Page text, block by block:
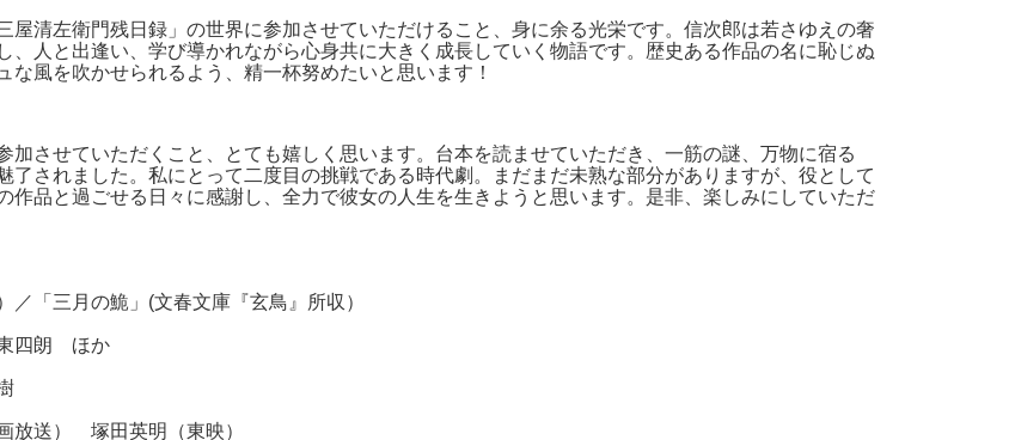
清左衛門残日録」の世界に参加させていただけること、身に余る光栄です。信次郎は若さゆえの奢
、人と出逢い、学び導かれながら心身共に大きく成長していく物語です。歴史ある作品の名に恥じぬ
風を吹かせられるよう、精一杯努めたいと思います！
させていただくこと、とても嬉しく思います。台本を読ませていただき、一筋の謎、万物に宿る
されました。私にとって二度目の挑戦である時代劇。まだまだ未熟な部分がありますが、役として
作品と過ごせる日々に感謝し、全力で彼女の人生を生きようと思います。是非、楽しみにしていただ
「三月の鮠」(文春文庫『玄鳥』所収）
四朗 ほか
放送） 塚田英明（東映）